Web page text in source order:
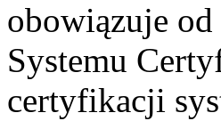
obowiązuje
Systemu
certyfikacji